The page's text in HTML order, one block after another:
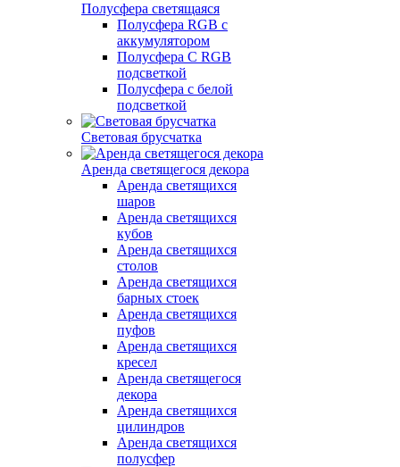
Полусфера светящаяся
Полусфера RGB с
аккумулятором
Полусфера С RGB
подсветкой
Полусфера с белой
подсветкой
Световая брусчатка
Аренда светящегося декора
Аренда светящихся
шаров
Аренда светящихся
кубов
Аренда светящихся
столов
Аренда светящихся
барных стоек
Аренда светящихся
пуфов
Аренда светящихся
кресел
Аренда светящегося
декора
Аренда светящихся
цилиндров
Аренда светящихся
полусфер